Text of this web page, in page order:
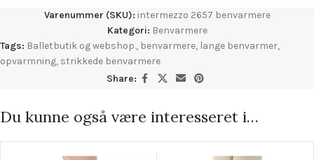
Varenummer (SKU): intermezzo 2657 benvarmere
Kategori: Benvarmere
Tags: Balletbutik og webshop., benvarmere, lange benvarmer,
opvarmning, strikkede benvarmere
Share:
Du kunne også være interesseret i…